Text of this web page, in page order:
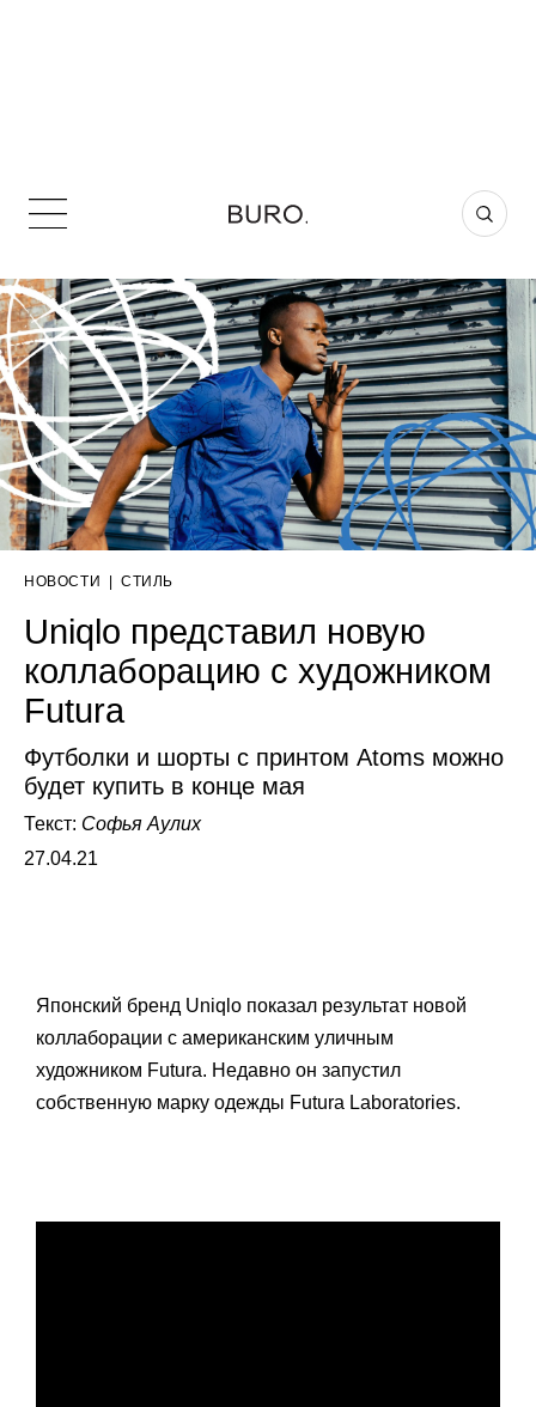
НОВОСТИ СТИЛЬ
Uniqlo представил новую
коллаборацию с художником
Futura
Футболки и шорты с принтом Atoms можно
будет купить в конце мая
Текст: Софья Аулих
27.04.21
Японский бренд Uniqlo показал результат новой
коллаборации с американским уличным
художником Futura. Недавно он запустил
собственную марку одежды Futura Laboratories.